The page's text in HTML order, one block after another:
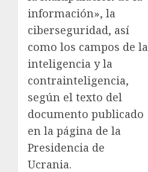
información», la
ciberseguridad, así
como los campos de la
inteligencia y la
contrainteligencia,
según el texto del
documento publicado
en la página de la
Presidencia de
Ucrania.